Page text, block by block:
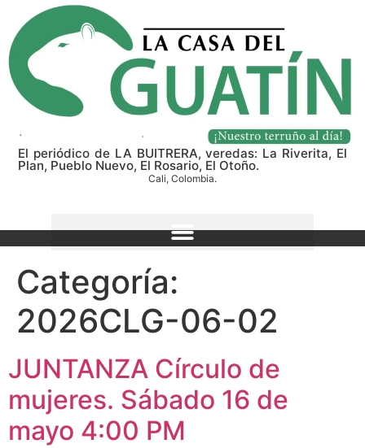
El periódico de LA BUITRERA, veredas: La Riverita, El
Plan, Pueblo Nuevo, El Rosario, El Otoño.
Cali, Colombia.
Categoría:
2026CLG-06-02
JUNTANZA Círculo de
mujeres. Sábado 16 de
mayo 4:00 PM